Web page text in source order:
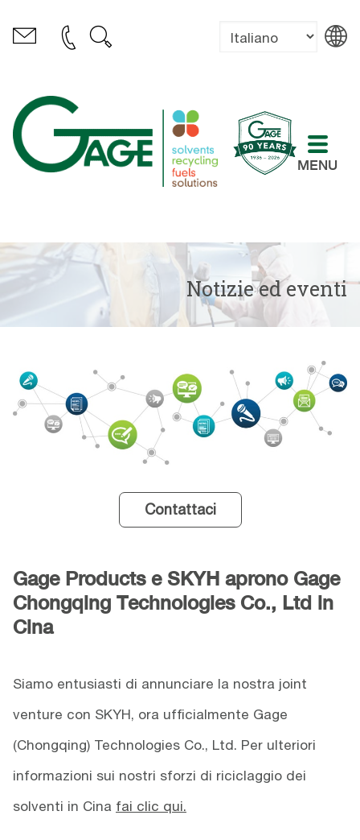
MENU
Notizie ed eventi
Contattaci
Gage Products e SKYH aprono Gage
Chongqing Technologies Co., Ltd in
Cina
Siamo entusiasti di annunciare la nostra joint
venture con SKYH, ora ufficialmente Gage
(Chongqing) Technologies Co., Ltd. Per ulteriori
informazioni sui nostri sforzi di riciclaggio dei
solventi in Cina fai clic qui.